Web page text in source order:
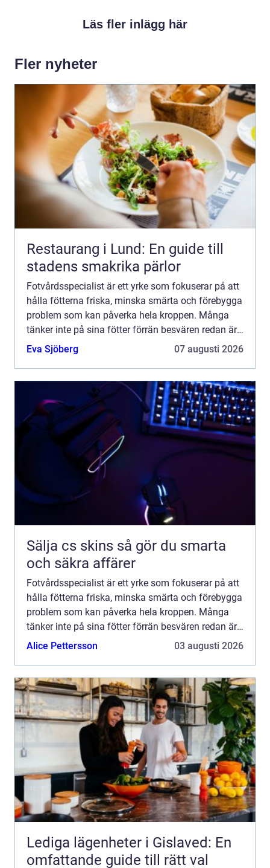
Läs fler inlägg här
Fler nyheter
Restaurang i Lund: En guide till
stadens smakrika pärlor
Fotvårdsspecialist är ett yrke som fokuserar på att
hålla fötterna friska, minska smärta och förebygga
problem som kan påverka hela kroppen. Många
tänker inte på sina fötter förrän besvären redan är
ett faktum, men regelbunden fotvård kan vara
Eva Sjöberg 07 augusti 2026
Sälja cs skins så gör du smarta
och säkra affärer
Fotvårdsspecialist är ett yrke som fokuserar på att
hålla fötterna friska, minska smärta och förebygga
problem som kan påverka hela kroppen. Många
tänker inte på sina fötter förrän besvären redan är
ett faktum, men regelbunden fotvård kan vara
Alice Pettersson 03 augusti 2026
Lediga lägenheter i Gislaved: En
omfattande guide till rätt val